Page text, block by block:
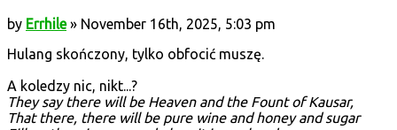
by Errhile» November 16th, 2025, 5:03 pm
Hulang skończony, tylko obfocić muszę.
A koledzy nic, nikt...?
They say there will be Heaven and the Fount of Kausar,
That there, there will be pure wine and honey and sugar